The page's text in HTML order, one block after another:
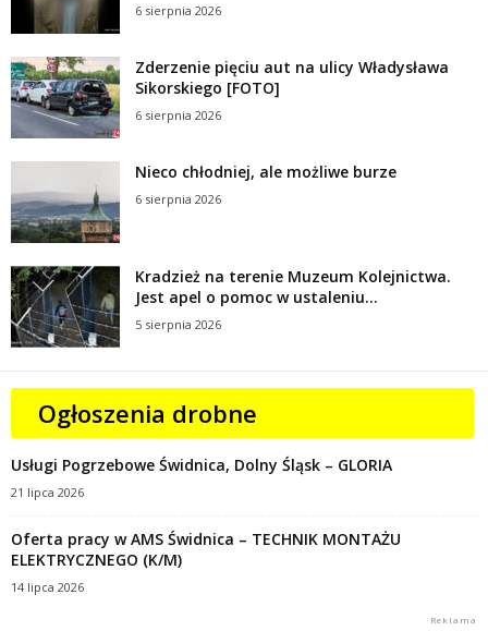
6 sierpnia 2026
Zderzenie pięciu aut na ulicy Władysława
Sikorskiego [FOTO]
6 sierpnia 2026
Nieco chłodniej, ale możliwe burze
6 sierpnia 2026
Kradzież na terenie Muzeum Kolejnictwa.
Jest apel o pomoc w ustaleniu...
5 sierpnia 2026
Ogłoszenia drobne
Usługi Pogrzebowe Świdnica, Dolny Śląsk – GLORIA
21 lipca 2026
Oferta pracy w AMS Świdnica – TECHNIK MONTAŻU
ELEKTRYCZNEGO (K/M)
14 lipca 2026